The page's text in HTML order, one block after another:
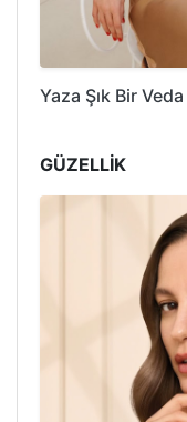
Yaza Şık Bir Veda
GÜZELLİK